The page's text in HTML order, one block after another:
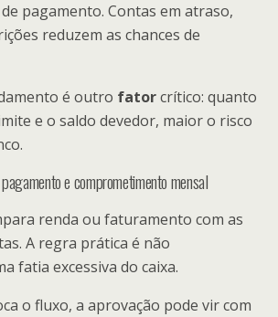
pagamento. Contas em atraso,
reduzem as chances de
é outro fatorcrítico: quanto
e o saldo devedor, maior o risco
e comprometimento mensal
renda ou faturamento com as
A regra prática é não
fatia excessiva do caixa.
o fluxo, a aprovação pode vir com